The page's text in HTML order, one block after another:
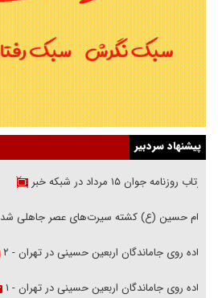
پیشنهاد سردبیر
بازتاب روزنامه جوان ۱۵ مرداد در شبکه خبر
امام حسین (ع) کشته سیرت‌های عصر جاهلی شد
پیاده روی جاماندگان اربعین حسینی در تهران - ۲
پیاده روی جاماندگان اربعین حسینی در تهران - ۱